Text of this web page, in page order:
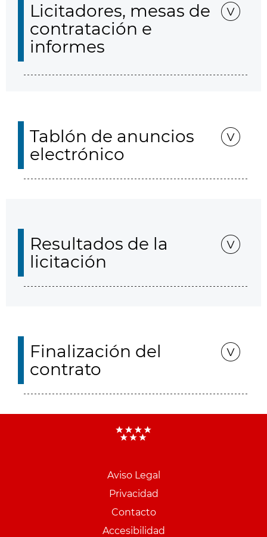
Licitadores, mesas de
contratación e
informes
Tablón de anuncios
electrónico
Resultados de la
licitación
Finalización del
contrato
Aviso Legal
Privacidad
Contacto
Accesibilidad